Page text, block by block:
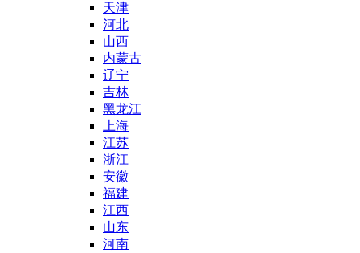
天津
河北
山西
内蒙古
辽宁
吉林
黑龙江
上海
江苏
浙江
安徽
福建
江西
山东
河南